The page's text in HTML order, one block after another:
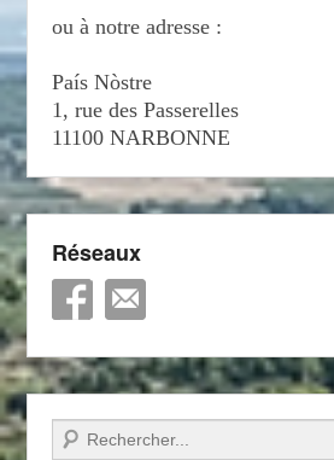
ou à notre adresse :
País Nòstre
1, rue des Passerelles
11100 NARBONNE
Réseaux
Recherche